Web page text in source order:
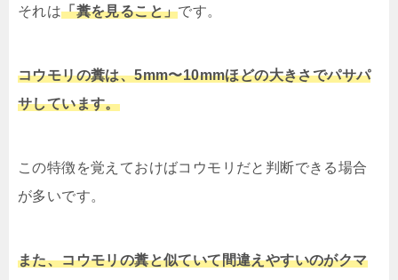
それは「糞を見ること」です。
コウモリの糞は、5mm〜10mmほどの大きさでパサパ
サしています。
この特徴を覚えておけばコウモリだと判断できる場合
が多いです。
また、コウモリの糞と似ていて間違えやすいのがクマ